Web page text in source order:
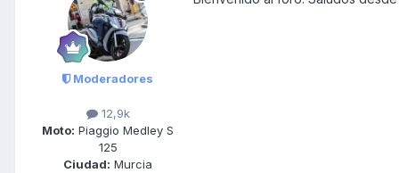
Moderadores
12,9k
Moto: Piaggio Medley S
125
Ciudad: Murcia